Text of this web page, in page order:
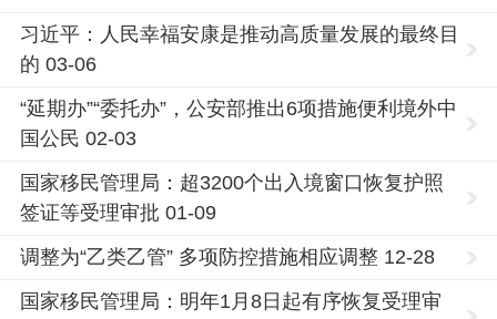
习近平：人民幸福安康是推动高质量发展的最终目
的 03-06
“延期办”“委托办”，公安部推出6项措施便利境外中
国公民 02-03
国家移民管理局：超3200个出入境窗口恢复护照
签证等受理审批 01-09
调整为“乙类乙管” 多项防控措施相应调整 12-28
国家移民管理局：明年1月8日起有序恢复受理审